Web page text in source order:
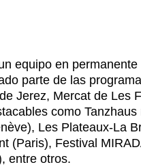
equipo en
parte de las
Jerez, Mercat de Les
como
Les Plateaux-La
(Paris), Festival
entre otros.